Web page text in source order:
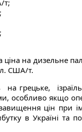
т;
на дизельне
США/т.
грецьке,
особливо якщо
цін при
в Україні та